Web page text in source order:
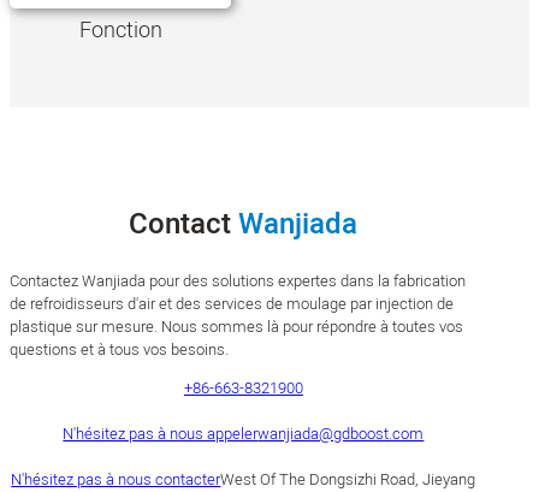
Fonction
ContactWanjiada
Contactez Wanjiada pour des solutions expertes dans la fabrication
de refroidisseurs d'air et des services de moulage par injection de
plastique sur mesure. Nous sommes là pour répondre à toutes vos
questions et à tous vos besoins.
+86-663-8321900
N'hésitez pas à nous appelerwanjiada@gdboost.com
N'hésitez pas à nous contacterWest Of The Dongsizhi Road, Jieyang